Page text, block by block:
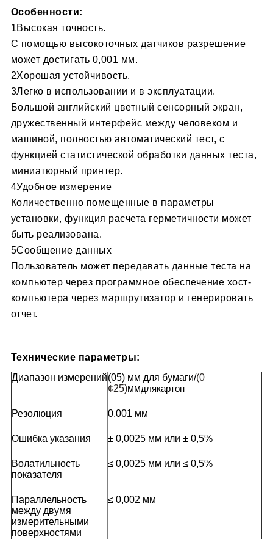
Особенности:
1Высокая точность.
С помощью высокоточных датчиков разрешение
может достигать 0,001 мм.
2Хорошая устойчивость.
3Легко в использовании и в эксплуатации.
Большой английский цветный сенсорный экран,
дружественный интерфейс между человеком и
машиной, полностью автоматический тест, с
функцией статистической обработки данных теста,
миниатюрный принтер.
4Удобное измерение
Количественно помещенные в параметры
установки, функция расчета герметичности может
быть реализована.
5Сообщение данных
Пользователь может передавать данные теста на
компьютер через программное обеспечение хост-
компьютера через маршрутизатор и генерировать
отчет.
Технические параметры:
Диапазон измерений(0­5) мм для бумаги/(0
¢25)ммдлякартон
Резолюция 0.001 мм
Ошибка указания ± 0,0025 мм или ± 0,5%
Волатильность
показателя
≤ 0,0025 мм или ≤ 0,5%
Параллельность
между двумя
измерительными
поверхностями
≤ 0,002 мм